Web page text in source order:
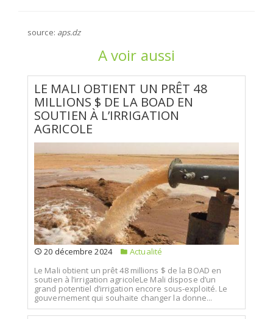
source: aps.dz
A voir aussi
LE MALI OBTIENT UN PRÊT 48
MILLIONS $ DE LA BOAD EN
SOUTIEN À L’IRRIGATION
AGRICOLE
20 décembre 2024
Actualité
Le Mali obtient un prêt 48 millions $ de la BOAD en
soutien à l’irrigation agricoleLe Mali dispose d’un
grand potentiel d’irrigation encore sous-exploité. Le
gouvernement qui souhaite changer la donne...